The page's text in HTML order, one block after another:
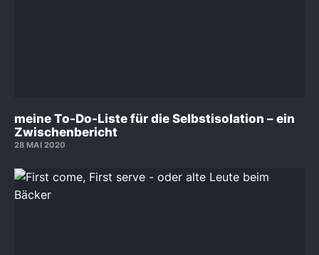
meine To-Do-Liste für die Selbstisolation – ein
Zwischenbericht
28 MAI 2020